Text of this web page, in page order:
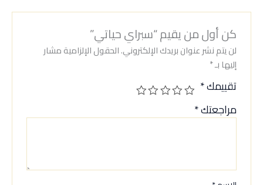
كن أول من يقيم “سبراي حياتي”
لن يتم نشر عنوان بريدك الإلكتروني.الحقول الإلزامية مشار
إليها بـ*
تقييمك*
مراجعتك*